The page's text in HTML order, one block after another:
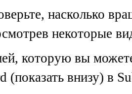
насколько
некоторые
которую вы можете
(показать внизу) в